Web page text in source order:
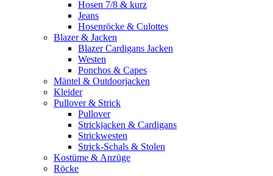
Hosen 7/8 & kurz
Jeans
Hosenröcke & Culottes
Blazer & Jacken
Blazer Cardigans Jacken
Westen
Ponchos & Capes
Mäntel & Outdoorjacken
Kleider
Pullover & Strick
Pullover
Strickjacken & Cardigans
Strickwesten
Strick-Schals & Stolen
Kostüme & Anzüge
Röcke